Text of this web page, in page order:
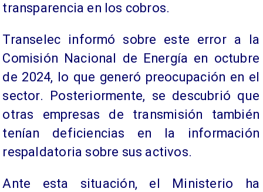
transparencia en los cobros.
Transelec informó sobre este error a la
Comisión Nacional de Energía en octubre
de 2024, lo que generó preocupación en el
sector. Posteriormente, se descubrió que
otras empresas de transmisión también
tenían deficiencias en la información
respaldatoria sobre sus activos.
Ante esta situación, el Ministerio ha